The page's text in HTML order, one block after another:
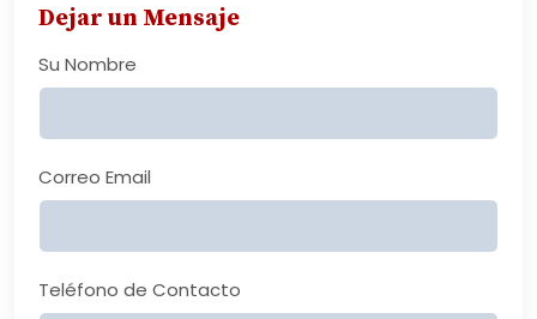
Dejar un Mensaje
Su Nombre
Correo Email
Teléfono de Contacto